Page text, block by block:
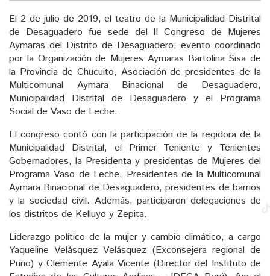
El 2 de julio de 2019, el teatro de la Municipalidad Distrital
de Desaguadero fue sede del II Congreso de Mujeres
Aymaras del Distrito de Desaguadero; evento coordinado
por la Organización de Mujeres Aymaras Bartolina Sisa de
la Provincia de Chucuito, Asociación de presidentes de la
Multicomunal Aymara Binacional de Desaguadero,
Municipalidad Distrital de Desaguadero y el Programa
Social de Vaso de Leche.
El congreso contó con la participación de la regidora de la
Municipalidad Distrital, el Primer Teniente y Tenientes
Gobernadores, la Presidenta y presidentas de Mujeres del
Programa Vaso de Leche, Presidentes de la Multicomunal
Aymara Binacional de Desaguadero, presidentes de barrios
y la sociedad civil. Además, participaron delegaciones de
los distritos de Kelluyo y Zepita.
Liderazgo político de la mujer y cambio climático, a cargo
Yaqueline Velásquez Velásquez (Exconsejera regional de
Puno) y Clemente Ayala Vicente (Director del Instituto de